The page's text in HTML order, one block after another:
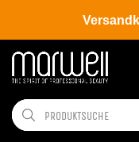
Shop Brands